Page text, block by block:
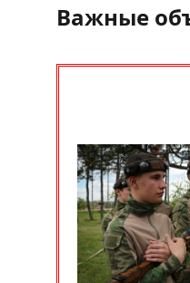
Важные